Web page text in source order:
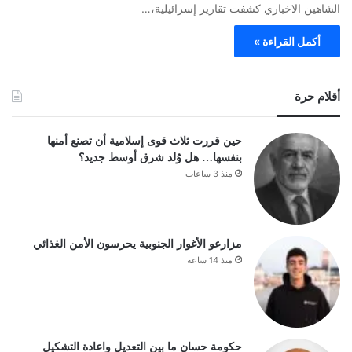
الشاهين الاخباري كشفت تقارير إسرائيلية،…
أكمل القراءة »
أقلام حرة
حين قررت ثلاث قوى إسلامية أن تصنع أمنها
بنفسها… هل وُلد شرق أوسط جديد؟
منذ 3 ساعات
مزارعو الأغوار الجنوبية يحرسون الأمن الغذائي
منذ 14 ساعة
حكومة حسان ما بين التعديل واعادة التشكيل